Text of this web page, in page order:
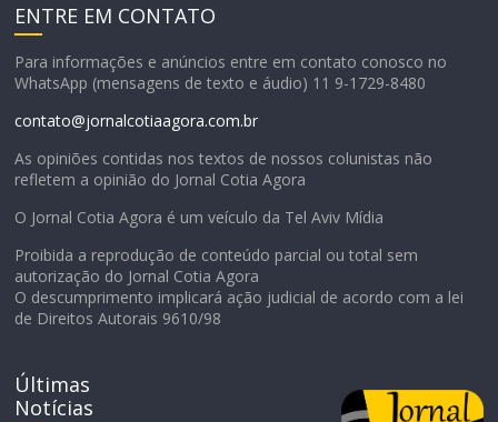
ENTRE EM CONTATO
Para informações e anúncios entre em contato conosco no
WhatsApp (mensagens de texto e áudio) 11 9-1729-8480
contato@jornalcotiaagora.com.br
As opiniões contidas nos textos de nossos colunistas não
refletem a opinião do Jornal Cotia Agora
O Jornal Cotia Agora é um veículo da Tel Aviv Mídia
Proibida a reprodução de conteúdo parcial ou total sem
autorização do Jornal Cotia Agora
O descumprimento implicará ação judicial de acordo com a lei
de Direitos Autorais 9610/98
Últimas
Notícias